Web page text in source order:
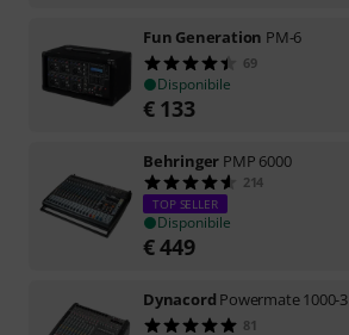
Fun Generation PM-6
69
Disponibile
€ 133
Behringer PMP 6000
214
TOP SELLER
Disponibile
€449
Dynacord Powermate 1000-3
81